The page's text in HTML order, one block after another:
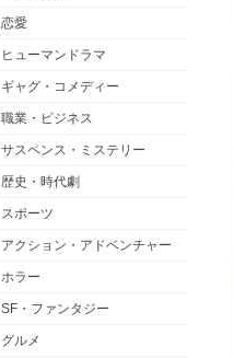
恋愛
ヒューマンドラマ
ギャグ・コメディー
職業・ビジネス
サスペンス・ミステリー
歴史・時代劇
スポーツ
アクション・アドベンチャー
ホラー
SF・ファンタジー
グルメ